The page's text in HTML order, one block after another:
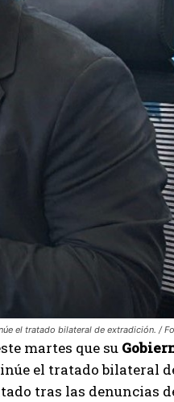
el tratado bilateral de extradición. /
martes que su
el tratado bilateral
tras las denuncias